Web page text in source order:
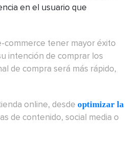
en el usuario que
commerce tener mayor éxito
intención de comprar los
de compra será más rápido,
online, desde optimizar la
de contenido, social media o